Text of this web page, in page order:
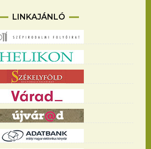
LINKAJÁNLÓ